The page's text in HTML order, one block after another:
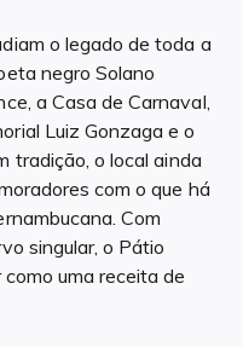
o legado de toda a
negro Solano
a Casa de Carnaval,
Luiz Gonzaga e o
tradição, o local ainda
com o que há
Com
singular, o Pátio
uma receita de